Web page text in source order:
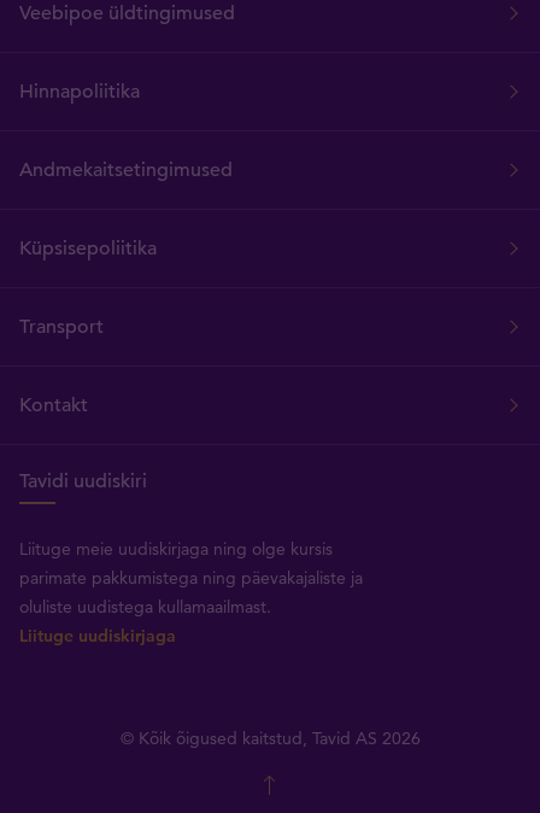
Veebipoe üldtingimused
Hinnapoliitika
Andmekaitsetingimused
Küpsisepoliitika
Transport
Kontakt
Tavidi uudiskiri
Liituge meie uudiskirjaga ning olge kursis
parimate pakkumistega ning päevakajaliste ja
oluliste uudistega kullamaailmast.
Liituge uudiskirjaga
© Kõik õigused kaitstud, Tavid AS 2026